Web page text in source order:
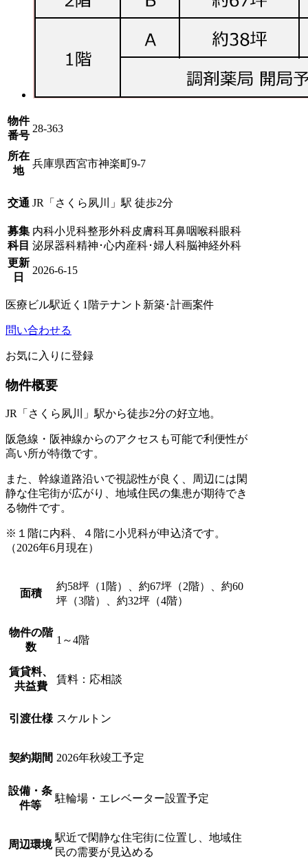
物件
番号
28-363
所在
地
兵庫県西宮市神楽町9-7
交通 JR「さくら夙川」駅 徒歩2分
募集
科目
内科小児科整形外科皮膚科耳鼻咽喉科眼科
泌尿器科精神･心内産科･婦人科脳神経外科
更新
日
2026-6-15
医療ビル駅近く 1階テナント 新築･計画案件
問い合わせる
お気に入りに登録
物件概要
JR「さくら夙川」駅から徒歩2分の好立地。
阪急線・阪神線からのアクセスも可能で利便性が
高い所が特徴です。
また、幹線道路沿いで視認性が良く、周辺には閑
静な住宅街が広がり、地域住民の集患が期待でき
る物件です。
※１階に内科、４階に小児科が申込済です。
（2026年6月現在）
面積
約58坪（1階）、約67坪（2階）、約60
坪（3階）、約32坪（4階）
物件の階
数
1～4階
賃貸料、
共益費
賃料：応相談
引渡仕様 スケルトン
契約期間 2026年秋竣工予定
設備・条
件等
駐輪場・エレベーター設置予定
周辺環境
駅近で閑静な住宅街に位置し、地域住
民の需要が見込める